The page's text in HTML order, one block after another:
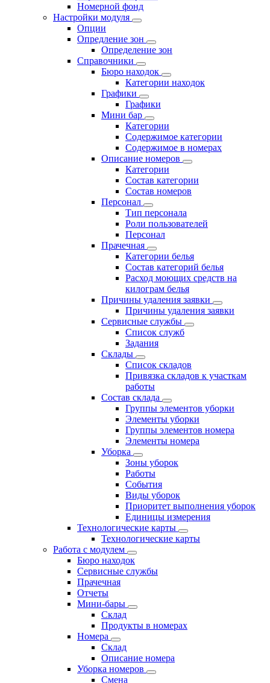
Номерной фонд
Настройки модуля
Опции
Опредление зон
Определение зон
Справочники
Бюро находок
Категории находок
Графики
Графики
Мини бар
Категории
Содержимое категории
Содержимое в номерах
Описание номеров
Категории
Состав категории
Состав номеров
Персонал
Тип персонала
Роли пользователей
Персонал
Прачечная
Категории белья
Состав категорий белья
Расход моющих средств на
килограм белья
Причины удаления заявки
Причины удаления заявки
Сервисные службы
Список служб
Задания
Склады
Список складов
Привязка складов к участкам
работы
Состав склада
Группы элементов уборки
Элементы уборки
Группы элементов номера
Элементы номера
Уборка
Зоны уборок
Работы
События
Виды уборок
Приоритет выполнения уборок
Единицы измерения
Технологические карты
Технологические карты
Работа с модулем
Бюро находок
Сервисные службы
Прачечная
Отчеты
Мини-бары
Склад
Продукты в номерах
Номера
Склад
Описание номера
Уборка номеров
Смена